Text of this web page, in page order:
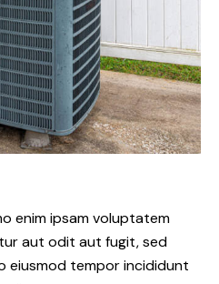
enim ipsam voluptatem
aut odit aut fugit, sed
eiusmod tempor incididunt